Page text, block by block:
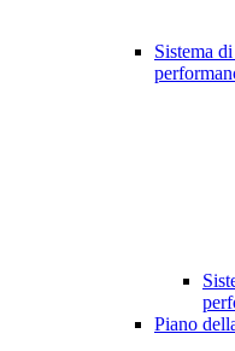
Sistema
Piano